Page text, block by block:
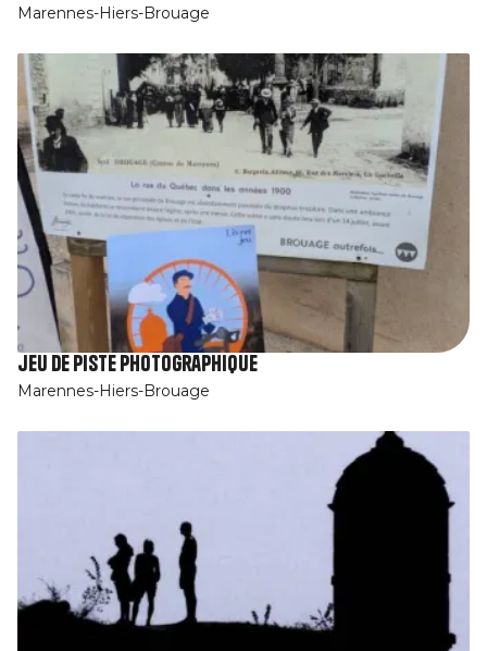
Marennes-Hiers-Brouage
jeu de piste photographique
Marennes-Hiers-Brouage